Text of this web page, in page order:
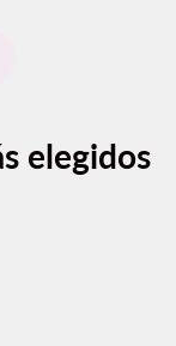
elegidos